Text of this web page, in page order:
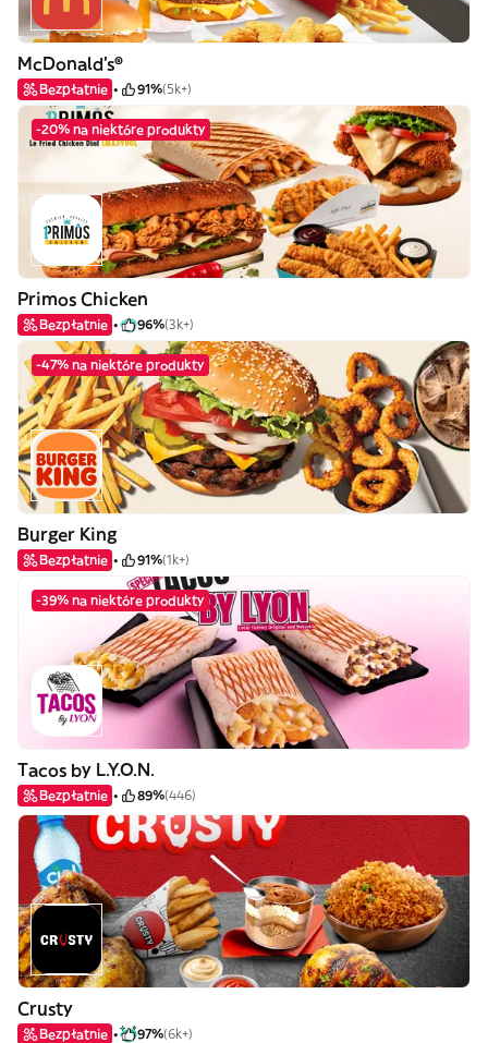
McDonald's®
Bezpłatnie 91%(5k+)
-20% na niektóre produkty
Primos Chicken
Bezpłatnie 96%(3k+)
-47% na niektóre produkty
Burger King
Bezpłatnie 91%(1k+)
-39% na niektóre produkty
Tacos by L.Y.O.N.
Bezpłatnie 89%(446)
Crusty
Bezpłatnie 97%(6k+)